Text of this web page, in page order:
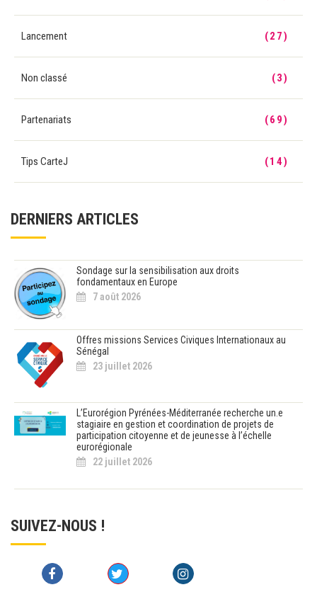
Lancement (27)
Non classé (3)
Partenariats (69)
Tips CarteJ (14)
DERNIERS ARTICLES
Sondage sur la sensibilisation aux droits
fondamentaux en Europe
7 août 2026
Offres missions Services Civiques Internationaux au
Sénégal
23 juillet 2026
L’Eurorégion Pyrénées-Méditerranée recherche un.e
stagiaire en gestion et coordination de projets de
participation citoyenne et de jeunesse à l’échelle
eurorégionale
22 juillet 2026
SUIVEZ-NOUS !